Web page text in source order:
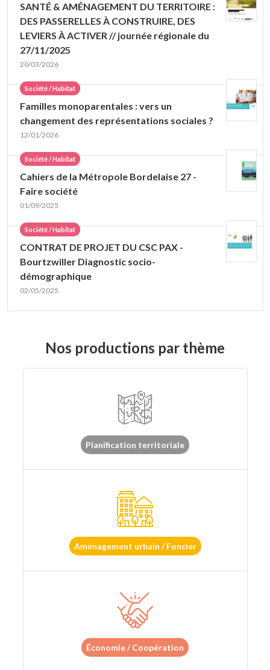
SANTÉ & AMÉNAGEMENT DU TERRITOIRE :
DES PASSERELLES À CONSTRUIRE, DES
LEVIERS À ACTIVER // journée régionale du
27/11/2025
20/03/2026
Société / Habitat
Familles monoparentales : vers un
changement des représentations sociales ?
12/01/2026
Société / Habitat
Cahiers de la Métropole Bordelaise 27 -
Faire société
01/09/2025
Société / Habitat
CONTRAT DE PROJET DU CSC PAX -
Bourtzwiller Diagnostic socio-
démographique
02/05/2025
Nos productions par thème
Planification territoriale
Aménagement urbain / Foncier
Économie / Coopération